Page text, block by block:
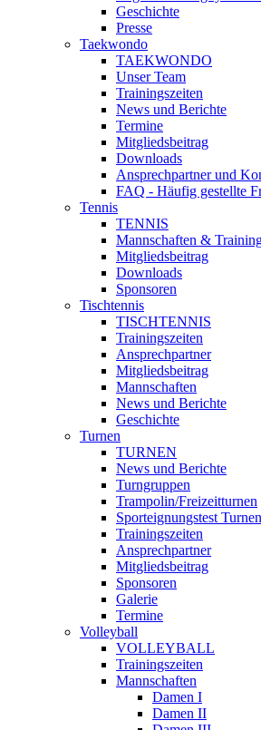
Geschichte
Presse
Taekwondo
TAEKWONDO
Unser Team
Trainingszeiten
News und Berichte
Termine
Mitgliedsbeitrag
Downloads
Ansprechpartner und
FAQ - Häufig gestellte
Tennis
TENNIS
Mannschaften &
Mitgliedsbeitrag
Downloads
Sponsoren
Tischtennis
TISCHTENNIS
Trainingszeiten
Ansprechpartner
Mitgliedsbeitrag
Mannschaften
News und Berichte
Geschichte
Turnen
TURNEN
News und Berichte
Turngruppen
Trampolin/Freizeitturnen
Sporteignungstest Turnen
Trainingszeiten
Ansprechpartner
Mitgliedsbeitrag
Sponsoren
Galerie
Termine
Volleyball
VOLLEYBALL
Trainingszeiten
Mannschaften
Damen I
Damen II